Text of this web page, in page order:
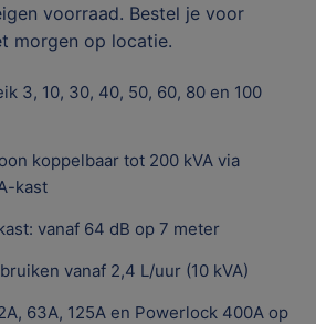
voorraad. Bestel je voor
morgen op locatie.
3, 10, 30, 40, 50, 60, 80 en 100
koppelbaar tot 200 kVA via
kast
vanaf 64 dB op 7 meter
vanaf 2,4 L/uur (10 kVA)
63A, 125A en Powerlock 400A op